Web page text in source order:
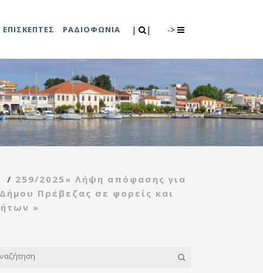
| | ->
Τμήμα Πρόνοιας
Κέντρο
γυναικών
Κέντρο ανοιχτής
προστασίας
Κέντρο κοινότητας
εκδηλώσεις
ΕΠΙΣΚΕΠΤΕΣ ΡΑΔΙΟΦΩΝΙΑ
/ 259/2025« Λήψη απόφασης για
Πρέβεζας σε φορείς και
»